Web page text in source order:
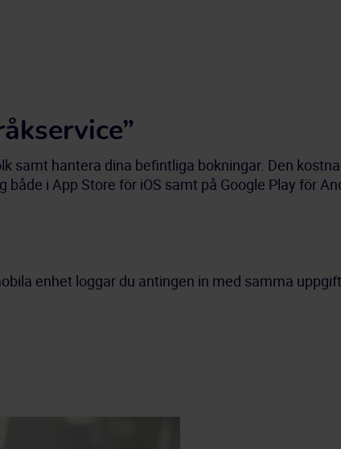
samt hantera dina befintliga bokningar. Den
både i App Store för iOS samt på Google Play för
enhet loggar du antingen in med samma